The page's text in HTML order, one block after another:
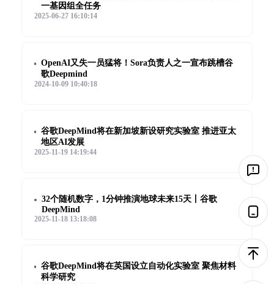
一基因组全任务
2025-06-27 16:10:14
OpenAI又失一员猛将！Sora负责人之一宣布跳槽谷
歌Deepmind
2024-10-09 10:40:18
谷歌DeepMind将在新加坡新设研究实验室 推进亚太
地区AI发展
2025-11-19 14:19:44
32个随机数字，1分钟推演地球未来15天丨谷歌
DeepMind
2025-11-18 13:18:08
谷歌DeepMind将在英国设立自动化实验室 聚焦材料
科学研究